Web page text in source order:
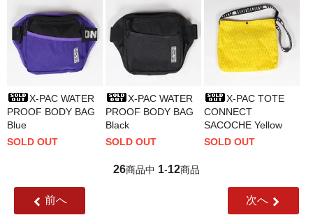
X-PAC WATER
PROOF BODY BAG
Blue
SOLD OUT
X-PAC WATER
PROOF BODY BAG
Black
SOLD OUT
X-PAC TOTE
CONNECT
SACOCHE Yellow
SOLD OUT
26商品中 1-12商品
前へ 次へ